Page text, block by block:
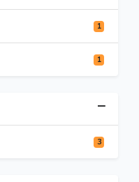
1
1
3